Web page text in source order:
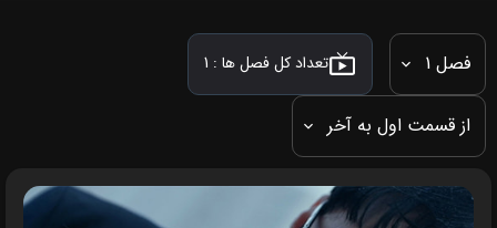
فصل 1 تعداد کل فصل ها : 1
از قسمت اول به آخر